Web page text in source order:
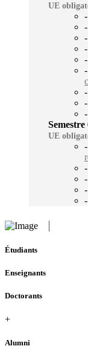
UE
-
-
-
-
-
-
-
-
Semestre
UE
-
-
-
-
-
Étudiants
Enseignants
Doctorants
+
Alumni